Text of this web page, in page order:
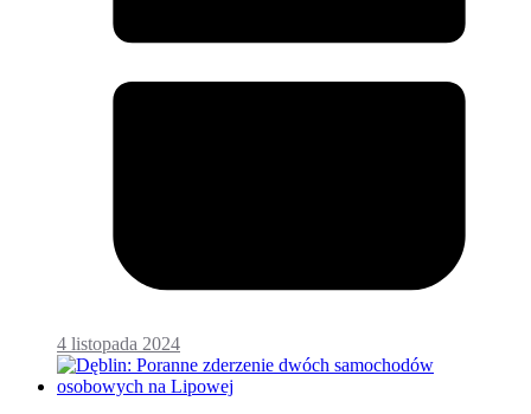
4 listopada 2024